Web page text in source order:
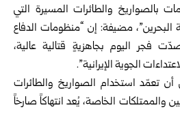
بالصواريخ والطائرات المسيرة التي
مضيفة: إن “منظومات الدفاع
فجر اليوم بجاهزيةٍ قتالية عالية،
الجوية الإيرانية”.
تعمّد استخدام الصواريخ والطائرات
والممتلكات الخاصة، يُعد انتهاكاً صارخاً